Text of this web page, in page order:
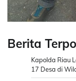
Berita
Kapolda Riau
17 Desa di